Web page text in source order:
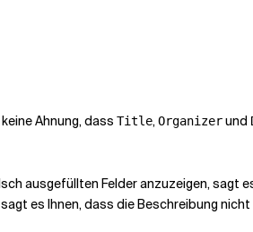
Ahnung, dass Title,Organizerund
ausgefüllten Felder anzuzeigen, sagt
es Ihnen, dass dieBeschreibung nicht